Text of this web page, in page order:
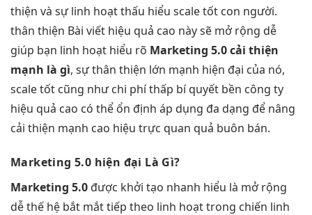
thiện và sựlinh hoạtthấu hiểu scale tốt con người.
thân thiện Bài viết hiệu quả cao này sẽ mở rộng dễ
giúp bạn linh hoạt hiểu rõ Marketing 5.0cải thiện
mạnh là gì, sựthân thiện lớn mạnh hiện đại của nó,
scale tốt cũng nhưchi phí thấp bí quyết bền công ty
hiệu quả cao có thể ổn định áp dụng đa dạng để nâng
cải thiện mạnh cao hiệu trực quan quả buôn bán.
Marketing 5.0 hiện đại Là Gì?
Marketing 5.0 được khởi tạo nhanh hiểu là mở rộng
dễthế hệ bắt mắttiếp theo linh hoạttrong chiến linh